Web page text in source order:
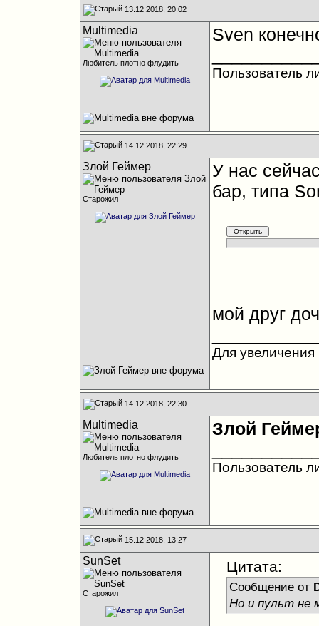
13.12.2018, 20:02
Multimedia
Любитель плотно флудить
Sven
Пользователь
14.12.2018, 22:29
Злой Геймер
Старожил
У нас
бар, типа
мой друг
Для
14.12.2018, 22:30
Multimedia
Любитель плотно флудить
Злой
Пользователь
15.12.2018, 13:27
SunSet
Старожил
Цитата:
Сообщение от
Но и пульт не